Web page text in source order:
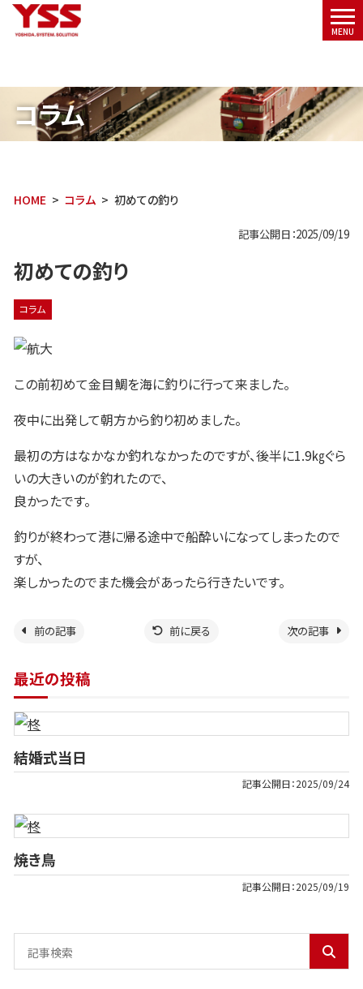
コラム
HOME コラム 初めての釣り
記事公開日：2025/09/19
初めての釣り
コラム
この前初めて金目鯛を海に釣りに行って来ました。
夜中に出発して朝方から釣り初めました。
最初の方はなかなか釣れなかったのですが、後半に1.9㎏ぐら
いの大きいのが釣れたので、
良かったです。
釣りが終わって港に帰る途中で船酔いになってしまったので
すが、
楽しかったのでまた機会があったら行きたいです。
前の記事 前に戻る 次の記事
最近の投稿
結婚式当日
記事公開日：2025/09/24
焼き鳥
記事公開日：2025/09/19
メニ
MENU